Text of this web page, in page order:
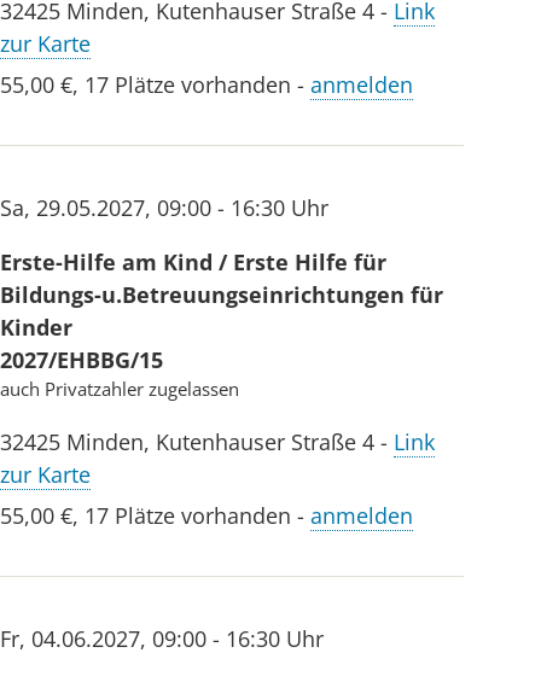
32425 Minden, Kutenhauser Straße 4 - Link
zur Karte
55,00 €, 17 Plätze vorhanden - anmelden
Sa, 29.05.2027, 09:00 - 16:30 Uhr
Erste-Hilfe am Kind / Erste Hilfe für
Bildungs-u.Betreuungseinrichtungen für
Kinder
2027/EHBBG/15
auch Privatzahler zugelassen
32425 Minden, Kutenhauser Straße 4 - Link
zur Karte
55,00 €, 17 Plätze vorhanden - anmelden
Fr, 04.06.2027, 09:00 - 16:30 Uhr